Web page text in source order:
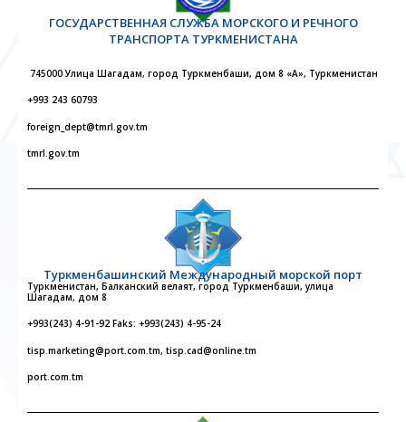
ГОСУДАРСТВЕННАЯ СЛУЖБА МОРСКОГО И РЕЧНОГО
ТРАНСПОРТА ТУРКМЕНИСТАНА
745000 Улица Шагадам, город Туркменбаши, дом 8 «А», Туркменистан
+993 243 60793
foreign_dept@tmrl.gov.tm
tmrl.gov.tm
Туркменбашинский Международный морской порт
Туркменистан, Балканский велаят, город Туркменбаши, улица
Шагадам, дом 8
+993(243) 4-91-92 Faks: +993(243) 4-95-24
tisp.marketing@port.com.tm, tisp.cad@online.tm
port.com.tm